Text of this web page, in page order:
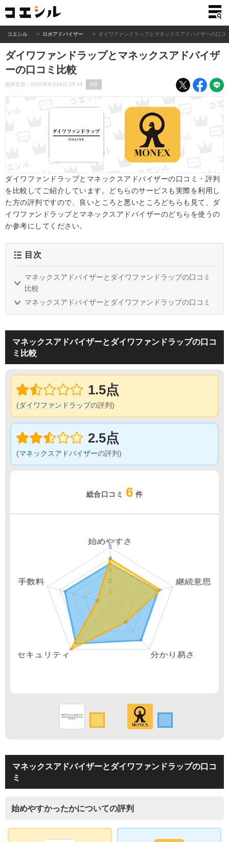
コエシル ロボアドバイザー ダイワファンドラップとマネックスアドバイザーの口コ
ダイワファンドラップとマネックスアドバイザ
ーの口コミ比較
最終更新：2021年9月29日 15:49 PR
ダイワファンドラップとマネックスアドバイザーの口コミ・評判
を比較してご紹介しています。どちらのサービスも実際を利用し
た方の評判ですので、良いところと悪いところどちらも見て、ダ
イワファンドラップとマネックスアドバイザーのどちらを使うの
か参考にしてください。
目次
マネックスアドバイザーとダイワファンドラップの口コミ
比較
マネックスアドバイザーとダイワファンドラップの口コミ
マネックスアドバイザーとダイワファンドラップの口コ
ミ比較
1.5点
(ダイワファンドラップの評判)
2.5点
(マネックスアドバイザーの評判)
総合口コミ 6 件
マネックスアドバイザーとダイワファンドラップの口コ
ミ
始めやすかったかについての評判